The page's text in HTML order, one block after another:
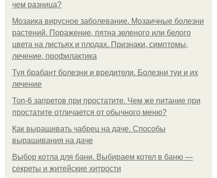
чем разница?
Мозаика вирусное заболевание. Мозаичные болезни
растений. Поражение, пятна зеленого или белого
цвета на листьях и плодах. Признаки, симптомы,
лечение, профилактика
Туя брабант болезни и вредители. Болезни туи и их
лечение
Топ-6 запретов при простатите. Чем же питание при
простатите отличается от обычного меню?
Как выращивать чабрец на даче. Способы
выращивания на даче
Выбор котла для бани. Выбираем котел в баню —
секреты и житейские хитрости